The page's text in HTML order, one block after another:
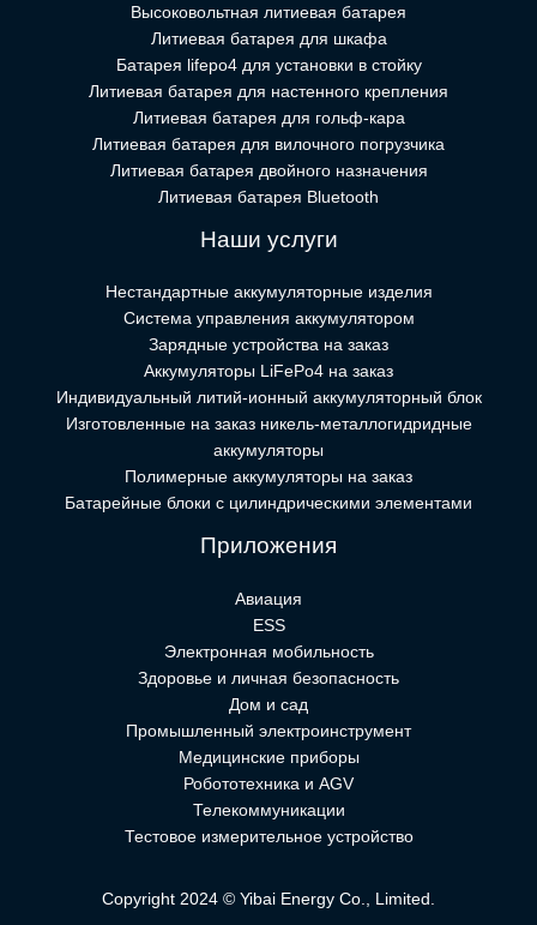
Высоковольтная литиевая батарея
Литиевая батарея для шкафа
Батарея lifepo4 для установки в стойку
Литиевая батарея для настенного крепления
Литиевая батарея для гольф-кара
Литиевая батарея для вилочного погрузчика
Литиевая батарея двойного назначения
Литиевая батарея Bluetooth
Наши услуги
Нестандартные аккумуляторные изделия
Система управления аккумулятором
Зарядные устройства на заказ
Аккумуляторы LiFePo4 на заказ
Индивидуальный литий-ионный аккумуляторный блок
Изготовленные на заказ никель-металлогидридные
аккумуляторы
Полимерные аккумуляторы на заказ
Батарейные блоки с цилиндрическими элементами
Приложения
Авиация
ESS
Электронная мобильность
Здоровье и личная безопасность
Дом и сад
Промышленный электроинструмент
Медицинские приборы
Робототехника и AGV
Телекоммуникации
Тестовое измерительное устройство
Copyright 2024 © Yibai Energy Co., Limited.